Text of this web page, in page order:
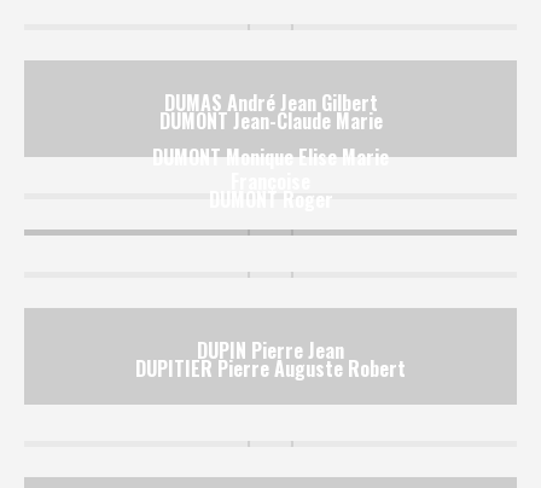
DUMAS André Jean Gilbert
DUMONT Jean-Claude Marie
DUMONT Monique Elise Marie
DUMONT Roger
DUPIN Pierre Jean
DUPITIER Pierre Auguste Robert